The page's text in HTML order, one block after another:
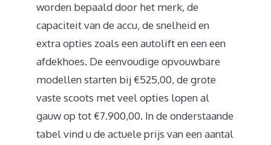
worden bepaald door het merk, de
capaciteit van de accu, de snelheid en
extra opties zoals een autolift en een een
afdekhoes. De eenvoudige opvouwbare
modellen starten bij €525,00, de grote
vaste scoots met veel opties lopen al
gauw op tot €7.900,00. In de onderstaande
tabel vind u de actuele prijs van een aantal